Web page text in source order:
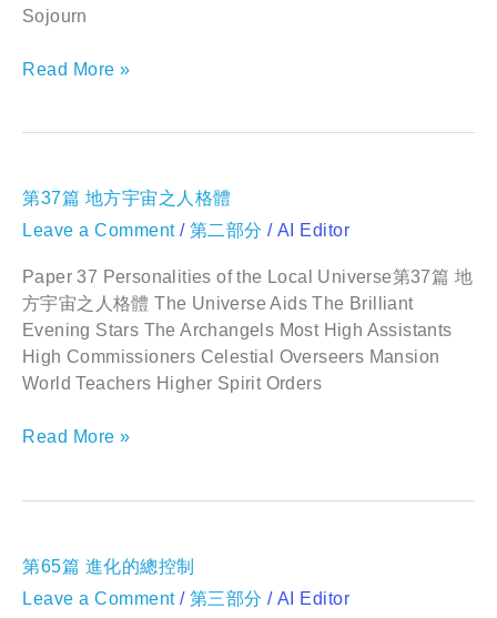
Sojourn
Read More »
第37篇 地方宇宙之人格體
Leave a Comment / 第二部分 / AI Editor
Paper 37 Personalities of the Local Universe第37篇 地
方宇宙之人格體 The Universe Aids The Brilliant
Evening Stars The Archangels Most High Assistants
High Commissioners Celestial Overseers Mansion
World Teachers Higher Spirit Orders
第
37
篇
方
宇
宙
之
人
格
Read More »
第65篇 進化的總控制
Leave a Comment / 第三部分 / AI Editor
第
65
篇